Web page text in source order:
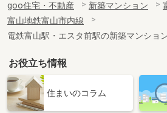
goo住宅・不動産 新築マンション
富山地鉄富山市内線
電鉄富山駅・エスタ前駅の新築マンショ
お役立ち情報
住まいのコラム